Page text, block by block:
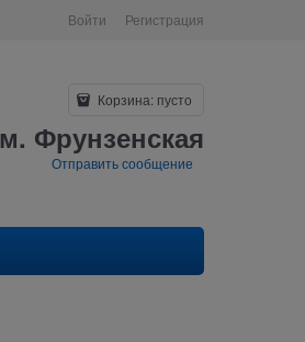
Войти Регистрация
Корзина: пусто
Фрунзенская
Отправить сообщение